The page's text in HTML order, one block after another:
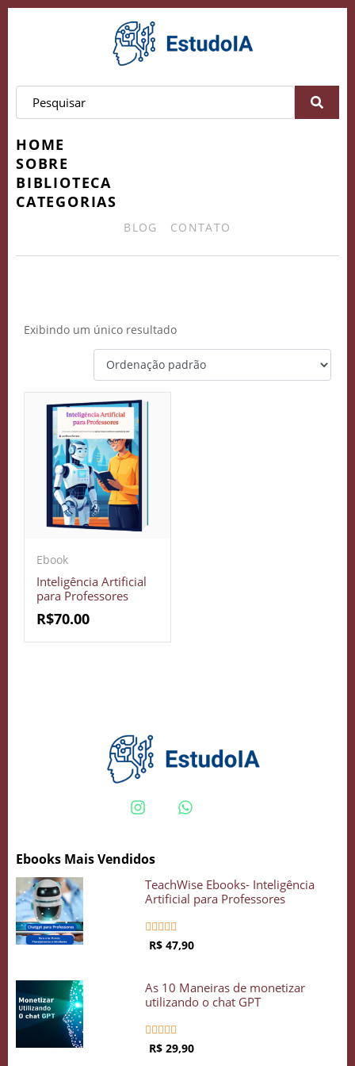
HOME
SOBRE
BIBLIOTECA
CATEGORIAS
BLOG CONTATO
Exibindo um único resultado
Ebook
Inteligência Artificial
para Professores
R$70.00
Ebooks Mais Vendidos
TeachWise Ebooks- Inteligência
Artificial para Professores
    
R$ 47,90
As 10 Maneiras de monetizar
utilizando o chat GPT
    
R$ 29,90
Vidgenie
COMECE GRÁTIS